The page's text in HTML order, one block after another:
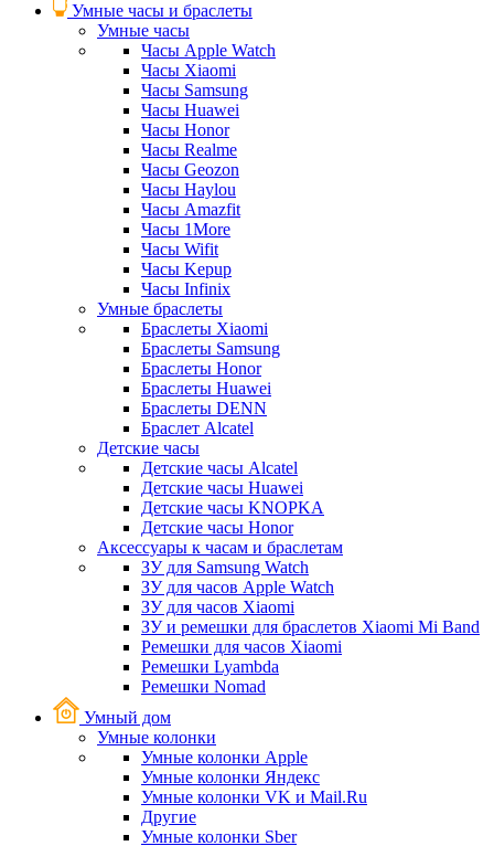
Умные часы и браслеты
Умные часы
Часы Apple Watch
Часы Xiaomi
Часы Samsung
Часы Huawei
Часы Honor
Часы Realme
Часы Geozon
Часы Haylou
Часы Amazfit
Часы 1More
Часы Wifit
Часы Kepup
Часы Infinix
Умные браслеты
Браслеты Xiaomi
Браслеты Samsung
Браслеты Honor
Браслеты Huawei
Браслеты DENN
Браслет Alcatel
Детские часы
Детские часы Alcatel
Детские часы Huawei
Детские часы KNOPKA
Детские часы Honor
Аксессуары к часам и браслетам
ЗУ для Samsung Watch
ЗУ для часов Apple Watch
ЗУ для часов Xiaomi
ЗУ и ремешки для браслетов Xiaomi Mi Band
Ремешки для часов Xiaomi
Ремешки Lyambda
Ремешки Nomad
Умный дом
Умные колонки
Умные колонки Apple
Умные колонки Яндекс
Умные колонки VK и Mail.Ru
Другие
Умные колонки Sber